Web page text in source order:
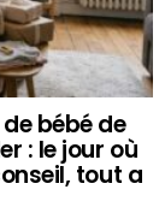
bébé de
: le jour où
tout a